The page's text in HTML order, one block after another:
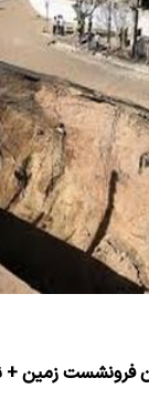
فرونشست زمین +